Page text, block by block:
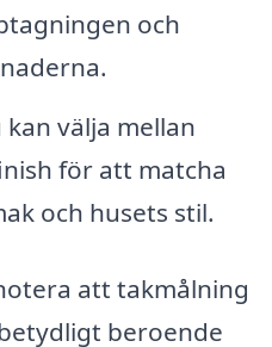
och
kan välja mellan
för att matcha
och husets stil.
att takmålning
beroende